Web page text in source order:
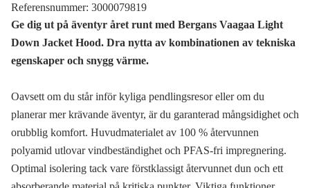
Referensnummer: 3000079819
Ge dig ut på äventyr året runt med Bergans Vaagaa Light
Down Jacket Hood. Dra nytta av kombinationen av tekniska
egenskaper och snygg värme.
Oavsett om du står inför kyliga pendlingsresor eller om du
planerar mer krävande äventyr, är du garanterad mångsidighet och
orubblig komfort. Huvudmaterialet av 100 % återvunnen
polyamid utlovar vindbeständighet och PFAS-fri impregnering.
Optimal isolering tack vare förstklassigt återvunnet dun och ett